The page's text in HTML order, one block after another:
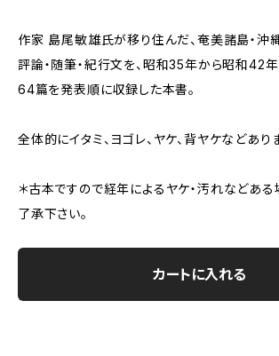
作家 島尾敏雄氏が移り住んだ、奄美諸島・沖
評論・随筆・紀行文を、昭和35年から昭和42
64篇を発表順に収録した本書。
全体的にイタミ、ヨゴレ、ヤケ、背ヤケなどありま
＊古本ですので経年によるヤケ・汚れなどある
了承下さい。
カートに入れる